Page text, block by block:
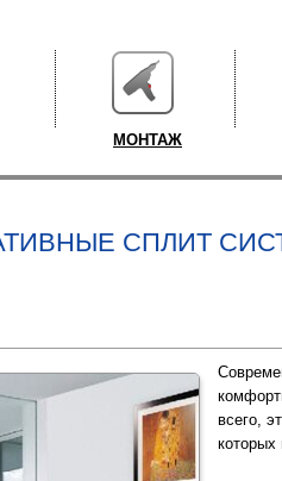
МОНТАЖ
СПЛИТ
всего,
которых